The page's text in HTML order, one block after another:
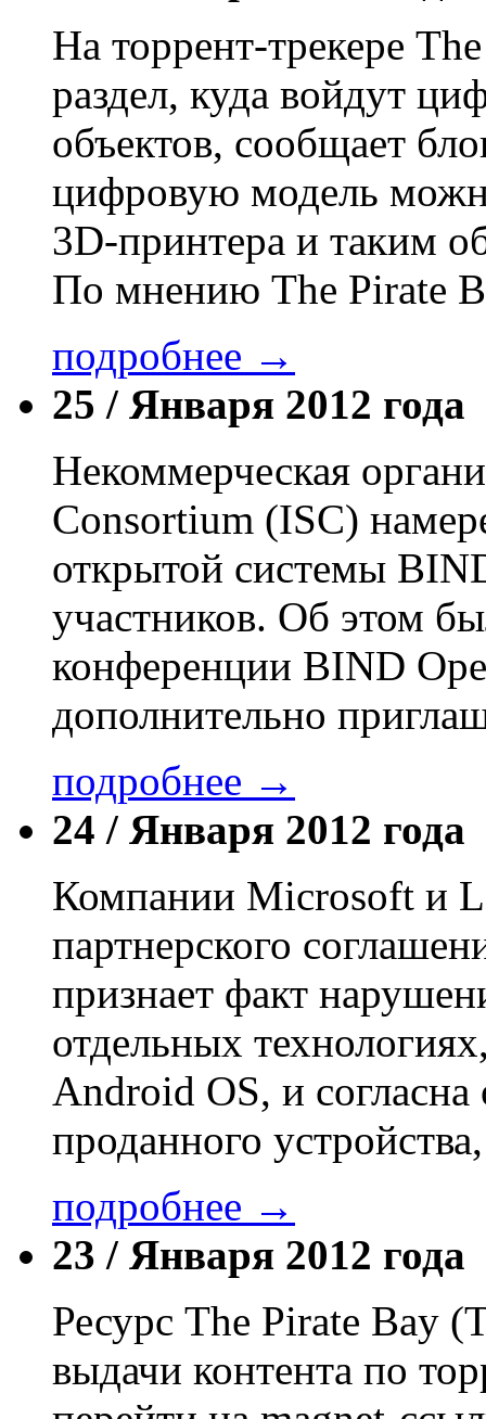
На торрент-трекере
раздел, куда войдут
объектов, сообщает
цифровую модель
3D-принтера и таким
По мнению The Pirate
подробнее →
25 / Января 2012 года
Некоммерческая
Consortium (ISC)
открытой системы
участников. Об этом
конференции BIND
дополнительно
подробнее →
24 / Января 2012 года
Компании Microsoft и
партнерского
признает факт
отдельных
Android OS, и согласна
проданного
подробнее →
23 / Января 2012 года
Ресурс The Pirate Bay
выдачи контента по